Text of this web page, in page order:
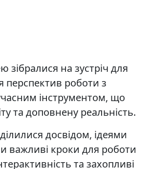
зібралися на зустріч для
перспектив роботи з
інструментом, що
та доповнену реальність.
досвідом, ідеями
важливі кроки для роботи
та захопливі